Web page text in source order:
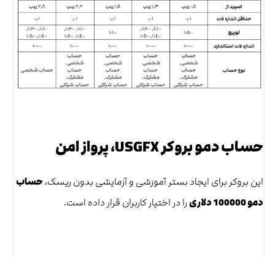
حساب دمو بروکر USGFX، پرواز امن
این بروکر برای ایجاد بستر آموزشی و آزمایشی بدون ریسک،حساب
دمو 100000 دلاری
را در اختیار کاربران قرار داده است.